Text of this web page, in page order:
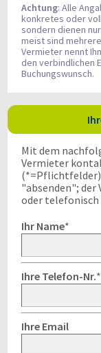
Achtung: Alle
konkretes oder
sondern dienen
meist sind
Vermieter nennt
den verbindlichen
Buchungswunsch.
Mit dem
Vermieter
(*=Pflichtfelder)
"absenden";
oder
Ihr Name*
Ihre Telefon-Nr.*
Ihre Email